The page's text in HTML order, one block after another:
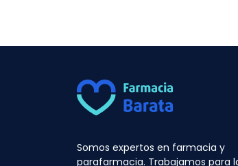
Somos expertos en farmacia y
parafarmacia. Trabajamos para